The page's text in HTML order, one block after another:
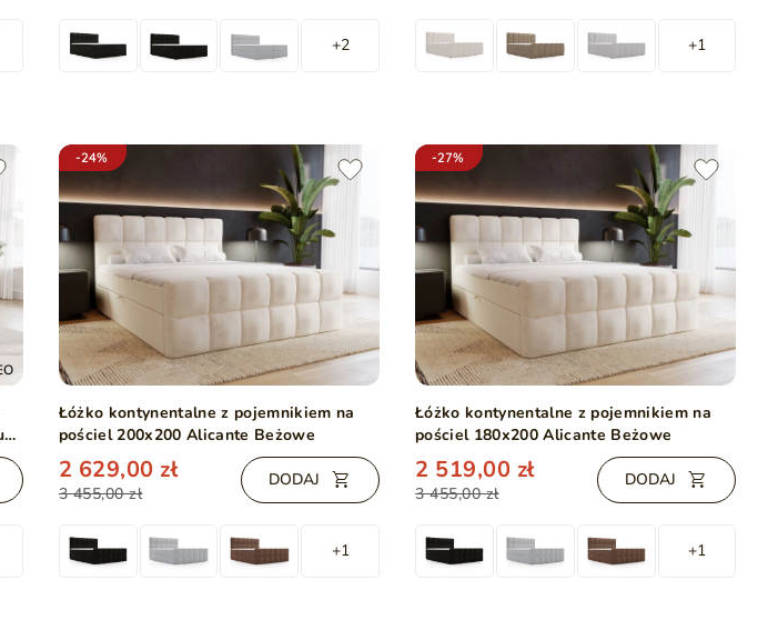
+2 +1
-24%
Łóżko kontynentalne z pojemnikiem na
pościel 200x200 Alicante Beżowe
3 455,00 zł
2 629,00 zł DODAJ
+1
-27%
Łóżko kontynentalne z pojemnikiem na
pościel 180x200 Alicante Beżowe
3 455,00 zł
2 519,00 zł DODAJ
+1